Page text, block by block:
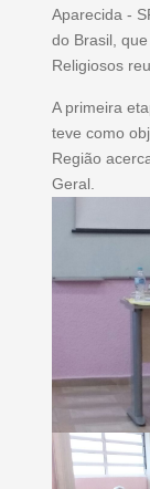
Aparecida -
do Brasil,
Religiosos
A primeira
teve como
Região
Geral.